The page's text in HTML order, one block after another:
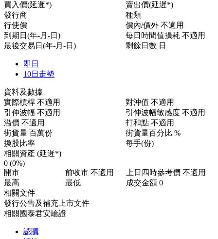
買入價(延遲*)
賣出價(延遲*)
發行商
種類
行使價
價內/價外 不適用
到期日(年-月-日)
每日時間值損耗 不適用
最後交易日(年-月-日)
剩餘日數 日
即日
10日走勢
資料及數據
實際槓桿 不適用 對沖值 不適用
引伸波幅 不適用 引伸波幅敏感度 不適用
溢價 不適用 打和點 不適用
街貨量 百萬份 街貨量百分比 %
換股比率
每手(份)
相關資產 (延遲*)
0 (0%)
開市
前收市 不適用 上日四時參考價 不適用
最高
最低 成交金額 0
相關文件
發行公告及補充上市文件
相關國泰君安輪證
認購